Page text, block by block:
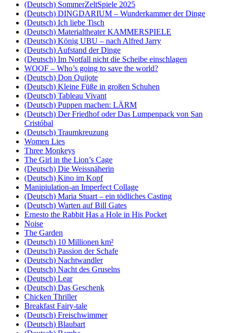
(Deutsch) SommerZeltSpiele 2025
(Deutsch) DINGDARIUM – Wunderkammer der Dinge
(Deutsch) Ich liebe Tisch
(Deutsch) Materialtheater KAMMERSPIELE
(Deutsch) König UBU – nach Alfred Jarry
(Deutsch) Aufstand der Dinge
(Deutsch) Im Notfall nicht die Scheibe einschlagen
WOOF – Who’s going to save the world?
(Deutsch) Don Quijote
(Deutsch) Kleine Füße in großen Schuhen
(Deutsch) Tableau Vivant
(Deutsch) Puppen machen: LÄRM
(Deutsch) Der Friedhof oder Das Lumpenpack von San
Cristóbal
(Deutsch) Traumkreuzung
Women Lies
Three Monkeys
The Girl in the Lion’s Cage
(Deutsch) Die Weissnäherin
(Deutsch) Kino im Kopf
Manipiulation-an Imperfect Collage
(Deutsch) Maria Stuart – ein tödliches Casting
(Deutsch) Warten auf Bill Gates
Ernesto the Rabbit Has a Hole in His Pocket
Noise
The Garden
(Deutsch) 10 Millionen km²
(Deutsch) Passion der Schafe
(Deutsch) Nachtwandler
(Deutsch) Nacht des Gruselns
(Deutsch) Lear
(Deutsch) Das Geschenk
Chicken Thriller
Breakfast Fairy-tale
(Deutsch) Freischwimmer
(Deutsch) Blaubart